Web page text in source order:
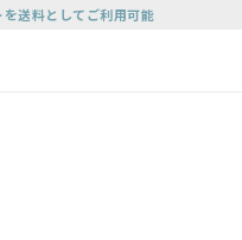
送料としてご利用可能